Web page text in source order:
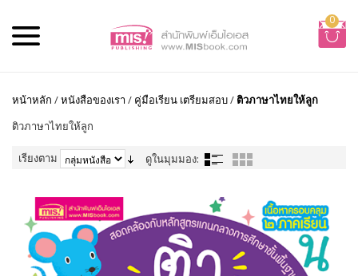
0
หน้าหลัก /หนังสือของเรา / คู่มือเรียน เตรียมสอบ/ ติวภาษาไทยให้ลูก
ติวภาษาไทยให้ลูก
เรียงตาม ดูในมุมมอง: